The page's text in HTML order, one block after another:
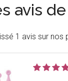
avis
1 avis sur nos